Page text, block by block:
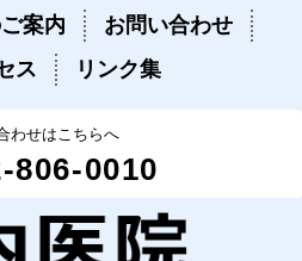
案内
お問い合わせ
ス
リンク集
わせはこちらへ
806-0010